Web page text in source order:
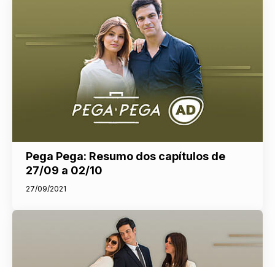
Pega Pega: Resumo dos capítulos de
27/09 a 02/10
27/09/2021